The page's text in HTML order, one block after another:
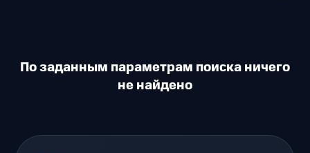
По заданным параметрам поиска ничего
не найдено